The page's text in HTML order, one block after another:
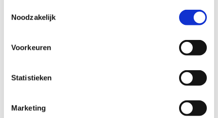
Noodzakelijk
Voorkeuren
Statistieken
Marketing
Categorieën
Verankering
22x22cm